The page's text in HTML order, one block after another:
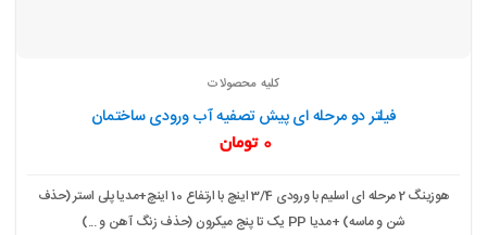
کلیه محصولات
فیلتر دو مرحله ای پیش تصفیه آب ورودی ساختمان
0 تومان
هوزینگ 2 مرحله ای اسلیم با ورودی 3/4 اینچ با ارتفاع 10 اینچ+مدیا پلی استر (حذف
شن و ماسه) +مدیا PP یک تا پنج میکرون (حذف زنگ آهن و ...)